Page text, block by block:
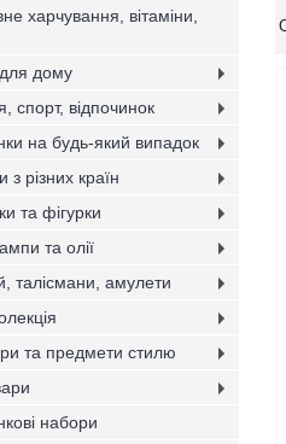
харчування, вітаміни,
дому
спорт, відпочинок
на будь-який випадок
з різних країн
та фігурки
та олії
талісмани, амулети
та предмети стилю
набори